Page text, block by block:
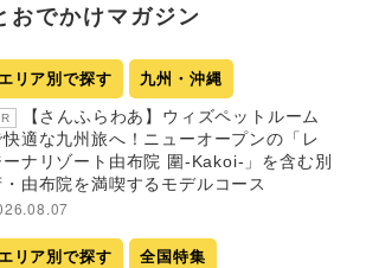
おでかけマガジン
エリア別で探す 九州・沖縄
【さんふらわあ】ウィズペットルーム
快適な九州旅へ！ニューオープンの「レ
ーナリゾート由布院 圍-Kakoi-」を含む別
・由布院を満喫するモデルコース
エリア別で探す 全国特集